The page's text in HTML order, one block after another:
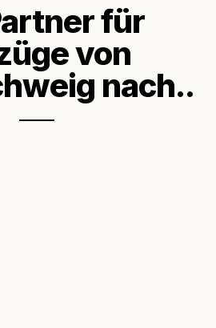
für
von
nach..